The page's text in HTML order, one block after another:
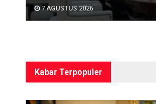
7 AGUSTUS 2026
Kabar Terpopuler